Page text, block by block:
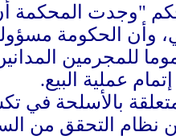
"وجدت المحكمة
مسؤولة بنسبة 60% عن الأذى اللاحق
للمجرمين
عملية البيع.
بالأسلحة في
نظام التحقق من